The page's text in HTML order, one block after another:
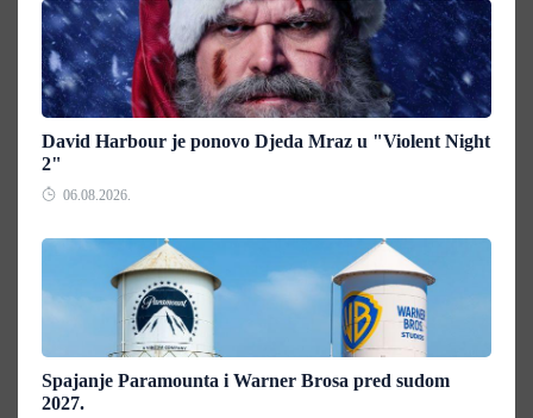
David Harbour je ponovo Djeda Mraz u "Violent Night
2"
06.08.2026.
Spajanje Paramounta i Warner Brosa pred sudom
2027.